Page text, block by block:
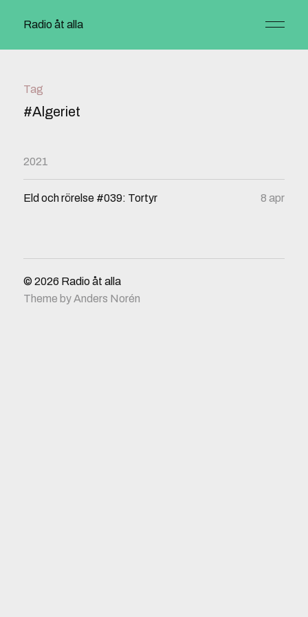
Radio åt alla
Tag
#Algeriet
2021
Eld och rörelse #039: Tortyr 8 apr
© 2026 Radio åt alla
Theme byAnders Norén